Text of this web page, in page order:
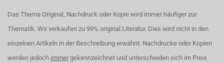
Das Thema Original, Nachdruck oder Kopie wird immer häufiger zur
Thematik. Wir verkaufen zu 99% original Literatur. Dies wird nicht in den
einzelnen Artikeln in der Beschreibung erwähnt. Nachdrucke oder Kopien
werden jedoch immer gekennzeichnet und unterscheiden sich im Preis